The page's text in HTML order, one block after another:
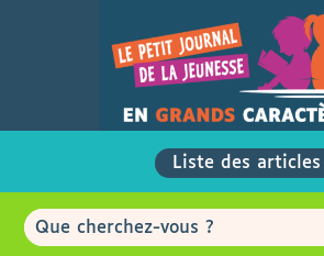
Liste des articles